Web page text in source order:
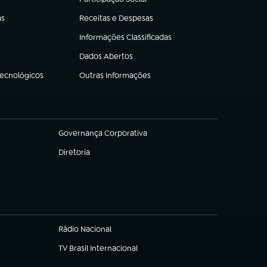
(abre em nova aba)
Receitas e Despesas
(abre em nova aba)
Informações Classificadas
(abre em nova aba)
Dados Abertos
(abre em nova aba)
Outras Informações
(abre em nova aba)
Governança Corporativa
(abre em nova aba)
Diretoria
(abre em nova aba)
Rádio Nacional
TV Brasil Internacional
(abre em nova aba)